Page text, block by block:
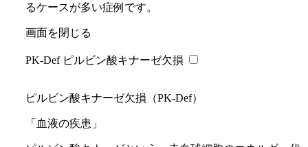
るケースが多い症例です。
画面を閉じる
PK-Def ピルビン酸キナーゼ欠損
ピルビン酸キナーゼ欠損（PK-Def）
「血液の疾患」